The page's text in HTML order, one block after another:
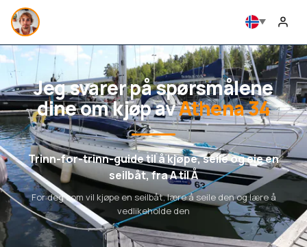
Jeg svarer på spørsmålene
dine om kjøp avAthena 34
Trinn-for-trinn-guide til å kjøpe, seile og eie en
seilbåt, fra A til Å
For deg som vil kjøpe en seilbåt, lære å seile den og lære å
vedlikeholde den